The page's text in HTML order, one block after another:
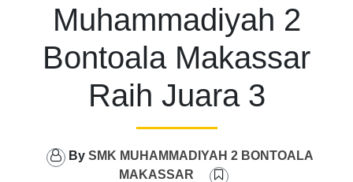
Muhammadiyah 2
Bontoala Makassar
Raih Juara 3
By SMK MUHAMMADIYAH 2 BONTOALA
MAKASSAR